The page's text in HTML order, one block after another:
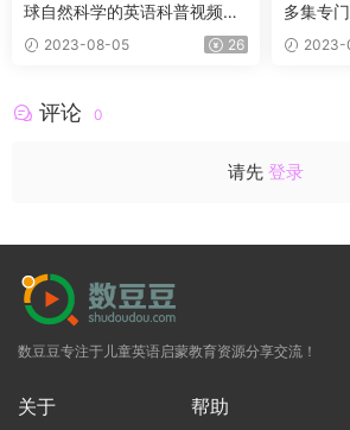
球自然科学的英语科普视频
《MinuteEarth》包括了地球
及生命科学、地理学、生物
2023-08-05 26
多集专
画短片
2023-
评论 0
请先 登录
数豆豆专注于儿童英语启蒙教育资源分享交流！
关于 帮助